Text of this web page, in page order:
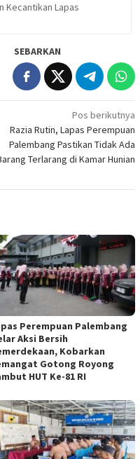
Kecantikan Lapas
SEBARKAN
Pos berikutnya
Razia Rutin, Lapas Perempuan
Palembang Pastikan Tidak Ada
Terlarang di Kamar Hunian
Perempuan Palembang
Aksi Bersih
Kobarkan
Gotong Royong
HUT Ke-81 RI